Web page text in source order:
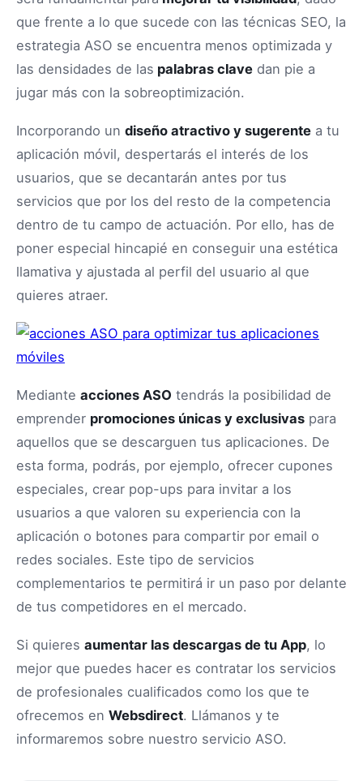
que frente a lo que sucede con las técnicas SEO, la
estrategia ASO se encuentra menos optimizada y
las densidades de las palabras clave dan pie a
jugar más con la sobreoptimización.
Incorporando un diseño atractivo y sugerente a tu
aplicación móvil, despertarás el interés de los
usuarios, que se decantarán antes por tus
servicios que por los del resto de la competencia
dentro de tu campo de actuación. Por ello, has de
poner especial hincapié en conseguir una estética
llamativa y ajustada al perfil del usuario al que
quieres atraer.
Mediante acciones ASO tendrás la posibilidad de
emprender promociones únicas y exclusivas para
aquellos que se descarguen tus aplicaciones. De
esta forma, podrás, por ejemplo, ofrecer cupones
especiales, crear pop-ups para invitar a los
usuarios a que valoren su experiencia con la
aplicación o botones para compartir por email o
redes sociales. Este tipo de servicios
complementarios te permitirá ir un paso por delante
de tus competidores en el mercado.
Si quieres aumentar las descargas de tu App, lo
mejor que puedes hacer es contratar los servicios
de profesionales cualificados como los que te
ofrecemos en Websdirect. Llámanos y te
informaremos sobre nuestro servicio ASO.